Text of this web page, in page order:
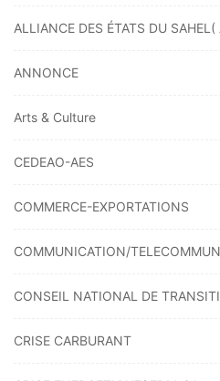
ALLIANCE DES ÉTATS DU SAHEL(
ANNONCE
Arts & Culture
CEDEAO-AES
COMMERCE-EXPORTATIONS
COMMUNICATION/
CONSEIL NATIONAL DE
CRISE CARBURANT